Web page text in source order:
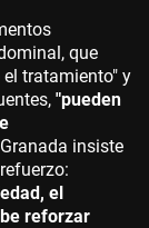
que
tratamiento" y
"pueden
insiste
el
reforzar